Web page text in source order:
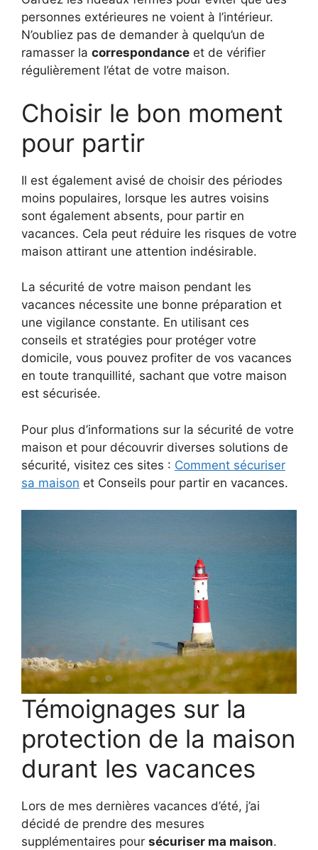
personnes extérieures ne voient à l’intérieur.
N’oubliez pas de demander à quelqu’un de
ramasser la correspondance et de vérifier
régulièrement l’état de votre maison.
Choisir le bon moment
pour partir
Il est également avisé de choisir des périodes
moins populaires, lorsque les autres voisins
sont également absents, pour partir en
vacances. Cela peut réduire les risques de votre
maison attirant une attention indésirable.
La sécurité de votre maison pendant les
vacances nécessite une bonne préparation et
une vigilance constante. En utilisant ces
conseils et stratégies pour protéger votre
domicile, vous pouvez profiter de vos vacances
en toute tranquillité, sachant que votre maison
est sécurisée.
Pour plus d’informations sur la sécurité de votre
maison et pour découvrir diverses solutions de
sécurité, visitez ces sites : Comment sécuriser
sa maison et Conseils pour partir en vacances.
Témoignages sur la
protection de la maison
durant les vacances
Lors de mes dernières vacances d’été, j’ai
décidé de prendre des mesures
supplémentaires pour sécuriser ma maison.